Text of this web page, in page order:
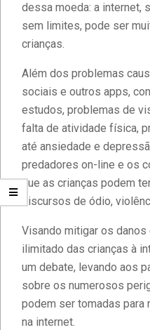
dessa moeda: a internet,
sem limites, pode ser
crianças.
Além dos problemas
sociais e outros apps,
estudos, problemas de
falta de atividade física,
até ansiedade e
predadores on-line e os
que as crianças podem
discursos de ódio,
Visando mitigar os
ilimitado das crianças à
um debate, levando aos
sobre os numerosos
podem ser tomadas para
na internet.